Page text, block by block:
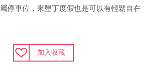
停車位，來墾丁度假也是可以有輕鬆自在
加入收藏